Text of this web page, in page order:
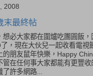
2008
末最終帖
想必大家都在圍爐吃團圓飯，
，現在大伙兒一起收看電視
的朋友鼠年快樂，Happy
管在任何事大家都能有更豐
了許多網路...